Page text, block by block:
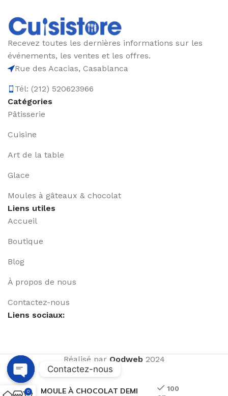
Recevez toutes les dernières informations sur les
événements, les ventes et les offres.
Rue des Acacias, Casablanca
Tél: (212) 520623966
Catégories
Pâtisserie
Cuisine
Art de la table
Glace
Moules à gâteaux & chocolat
Liens utiles
Accueil
Boutique
Blog
À propos de nous
Contactez-nous
Liens sociaux:
Réalisé par Qodweb2024
MOULE À CHOCOLAT DEMI
100
0
Contactez-nous
Open